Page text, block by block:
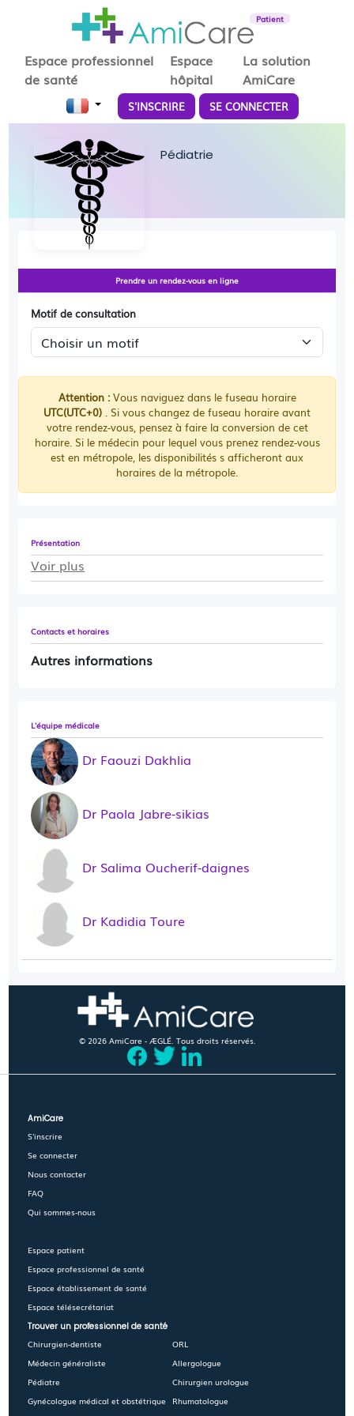
Patient
Espace professionnel
de santé
Espace
hôpital
La solution
AmiCare
S'INSCRIRE SE CONNECTER
Pédiatrie
Présentation
Voir plus
Contacts et horaires
Autres informations
L'équipe médicale
Dr Faouzi Dakhlia
Dr Paola Jabre-sikias
Dr Salima Oucherif-daignes
Dr Kadidia Toure
Prendre un rendez-vous en ligne
Motif de consultation
Attention :Vous naviguez dans le fuseau horaire
UTC(UTC+0) . Si vous changez de fuseau horaire avant
votre rendez-vous, pensez à faire la conversion de cet
horaire. Si le médecin pour lequel vous prenez rendez-vous
est en métropole, les disponibilités s afficheront aux
horaires de la métropole.
© 2026 AmiCare - ÆGLÉ. Tous droits réservés.
AmiCare
S'inscrire
Se connecter
Nous contacter
FAQ
Qui sommes-nous
Espace patient
Espace professionnel de santé
Espace établissement de santé
Espace télésecrétariat
Trouver un professionnel de santé
Chirurgien-dentiste
Médecin généraliste
Pédiatre
Gynécologue médical et obstétrique
ORL
Allergologue
Chirurgien urologue
Rhumatologue